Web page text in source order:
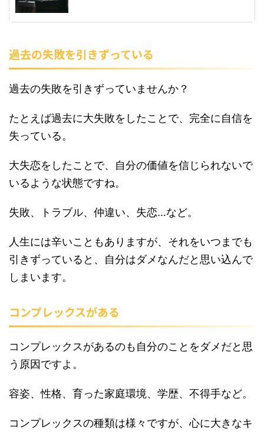
過去の失敗を引きずっている
過去の失敗を引きずっていませんか？
たとえば過去に大失敗をしたことで、完全に自信を
失っている。
大失恋をしたことで、自分の価値を信じられないで
いるような状態ですね。
失敗、トラブル、仲違い、失恋…など。
人生には辛いこともありますが、それをいつまでも
引きずっていると、自分はダメなんだと思い込んで
しまいます。
コンプレックスがある
コンプレックスがあるのも自分のことをダメだと思
う原因ですよ。
容姿、性格、育った家庭環境、学歴、不得手など。
コンプレックスの種類は様々ですが、心に大きなキ